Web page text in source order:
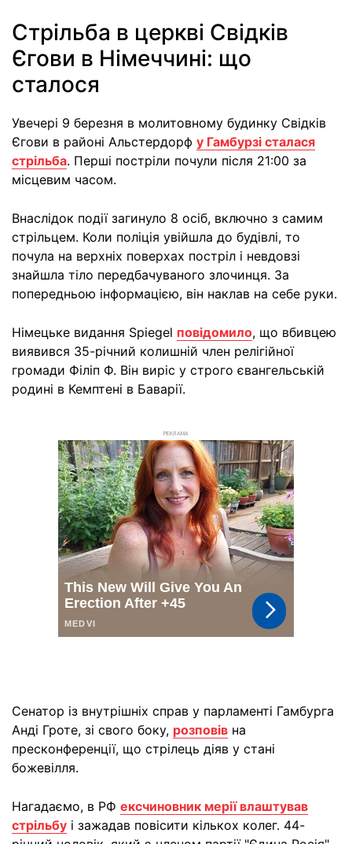
Стрільба в церкві Свідків
Єгови в Німеччині: що
сталося
Увечері 9 березня в молитовному будинку Свідків
Єгови в районі Альстердорф у Гамбурзі сталася
стрільба. Перші постріли почули після 21:00 за
місцевим часом.
Внаслідок події загинуло 8 осіб, включно з самим
стрільцем. Коли поліція увійшла до будівлі, то
почула на верхніх поверхах постріл і невдовзі
знайшла тіло передбачуваного злочинця. За
попередньою інформацією, він наклав на себе руки.
Німецьке видання Spiegel повідомило, що вбивцею
виявився 35-річний колишній член релігійної
громади Філіп Ф. Він виріс у строго євангельській
родині в Кемптені в Баварії.
РЕКЛАМА
Сенатор із внутрішніх справ у парламенті Гамбурга
Анді Гроте, зі свого боку, розповів на
пресконференції, що стрілець діяв у стані
божевілля.
Нагадаємо, в РФ ексчиновник мерії влаштував
стрільбу і зажадав повісити кількох колег. 44-